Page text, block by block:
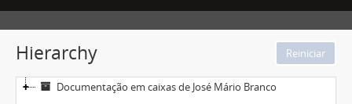
Hierarchy
Documentação em caixas de José Mário Branco